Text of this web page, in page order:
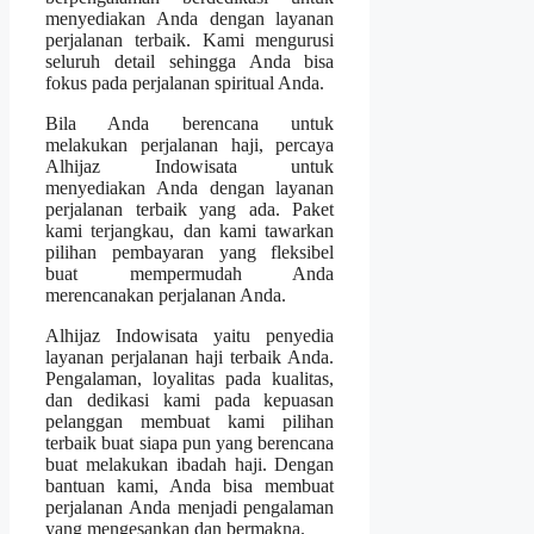
menyediakan Anda dengan layanan
perjalanan terbaik. Kami mengurusi
seluruh detail sehingga Anda bisa
fokus pada perjalanan spiritual Anda.
Bila Anda berencana untuk
melakukan perjalanan haji, percaya
Alhijaz Indowisata untuk
menyediakan Anda dengan layanan
perjalanan terbaik yang ada. Paket
kami terjangkau, dan kami tawarkan
pilihan pembayaran yang fleksibel
buat mempermudah Anda
merencanakan perjalanan Anda.
Alhijaz Indowisata yaitu penyedia
layanan perjalanan haji terbaik Anda.
Pengalaman, loyalitas pada kualitas,
dan dedikasi kami pada kepuasan
pelanggan membuat kami pilihan
terbaik buat siapa pun yang berencana
buat melakukan ibadah haji. Dengan
bantuan kami, Anda bisa membuat
perjalanan Anda menjadi pengalaman
yang mengesankan dan bermakna.